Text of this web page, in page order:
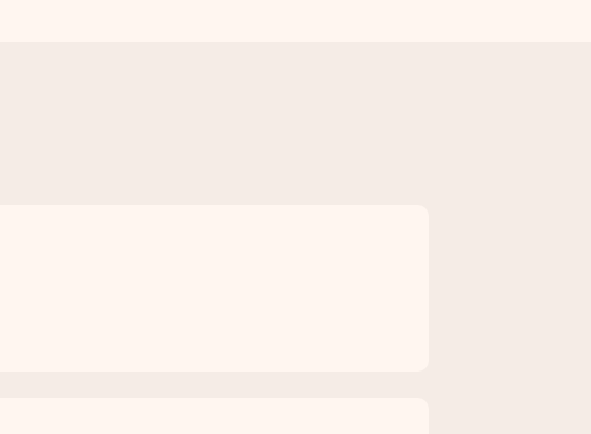
Neem dan even contact op met onze klantenservice, zij helpen je graag!